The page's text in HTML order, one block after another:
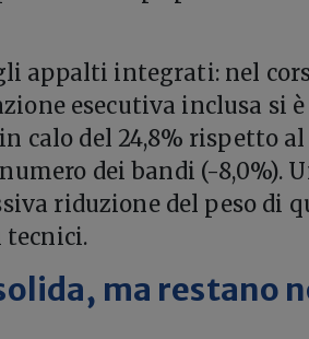
appalti integrati: nel
esecutiva inclusa si è
calo del 24,8% rispetto al
dei bandi (-8,0%).
riduzione del peso di
tecnici.
ma restano